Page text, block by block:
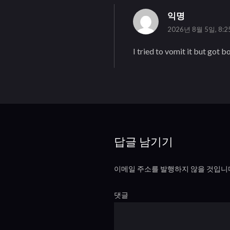
익명
2026년 8월 5일,
I tried to vomit it but got
답글 남기기
이메일 주소를 발행하지 않을 것입니
댓글